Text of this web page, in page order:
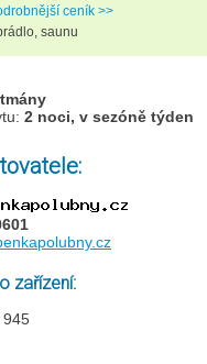
ceník >>
saunu
2 noci, v sezóně týden
zařízení:
945